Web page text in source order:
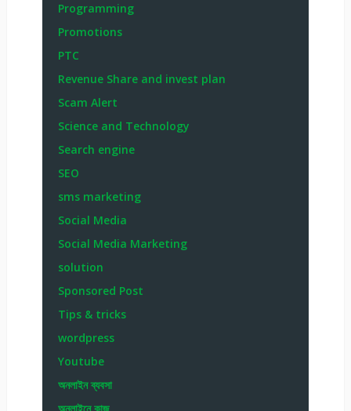
Programming
Promotions
PTC
Revenue Share and invest plan
Scam Alert
Science and Technology
Search engine
SEO
sms marketing
Social Media
Social Media Marketing
solution
Sponsored Post
Tips & tricks
wordpress
Youtube
অনলাইন ব্যবসা